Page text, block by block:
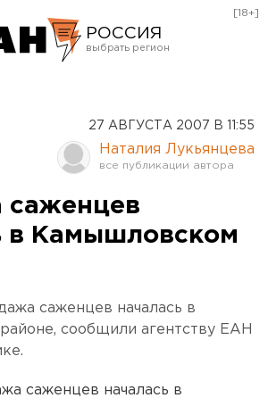
РОССИЯ
Оренбург
[18+]
27 АВГУСТА 2007 В 11:55
Наталия Лукьянцева
саженцев
в Камышловском
саженцев началась в
сообщили агентству ЕАН
саженцев началась в